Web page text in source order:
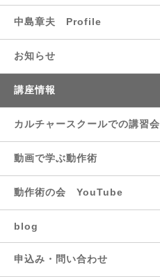
中島章夫 Profile
お知らせ
講座情報
カルチャースクールでの講習会
動画で学ぶ動作術
動作術の会 YouTube
blog
申込み・問い合わせ